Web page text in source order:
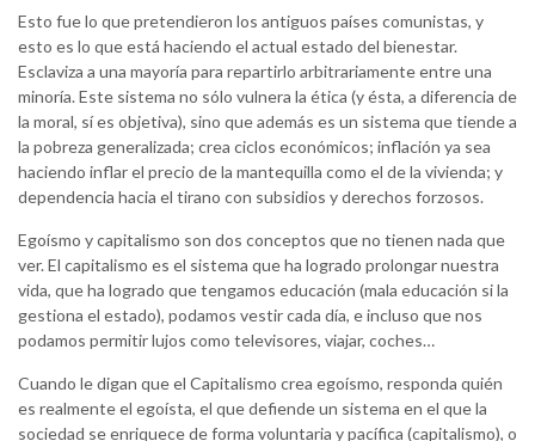
Esto fue lo que pretendieron los antiguos países comunistas, y
esto es lo que está haciendo el actual estado del bienestar.
Esclaviza a una mayoría para repartirlo arbitrariamente entre una
minoría. Este sistema no sólo vulnera la ética (y ésta, a diferencia de
la moral, sí es objetiva), sino que además es un sistema que tiende a
la pobreza generalizada; crea ciclos económicos; inflación ya sea
haciendo inflar el precio de la mantequilla como el de la vivienda; y
dependencia hacia el tirano con subsidios y derechos forzosos.
Egoísmo y capitalismo son dos conceptos que no tienen nada que
ver. El capitalismo es el sistema que ha logrado prolongar nuestra
vida, que ha logrado que tengamos educación (mala educación si la
gestiona el estado), podamos vestir cada día, e incluso que nos
podamos permitir lujos como televisores, viajar, coches…
Cuando le digan que el Capitalismo crea egoísmo, responda quién
es realmente el egoísta, el que defiende un sistema en el que la
sociedad se enriquece de forma voluntaria y pacífica (capitalismo), o